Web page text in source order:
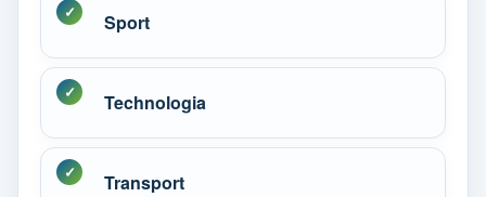
Sport
Technologia
Transport